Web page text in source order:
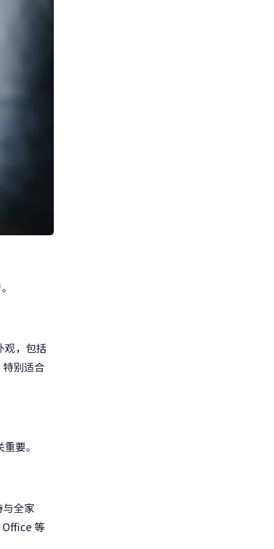
观，包括
别适合
要。
全家
等